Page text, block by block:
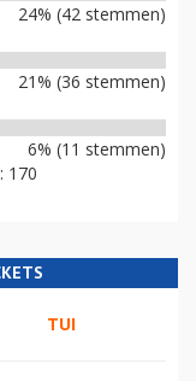
24% (42 stemmen)
21% (36 stemmen)
6% (11 stemmen)
170
TUI